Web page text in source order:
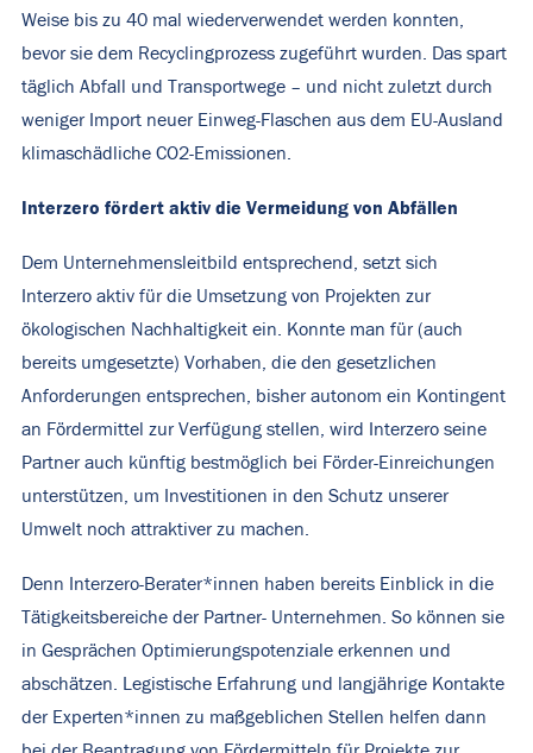
Weise bis zu 40 mal wiederverwendet werden konnten,
bevor sie dem Recyclingprozess zugeführt wurden. Das spart
täglich Abfall und Transportwege – und nicht zuletzt durch
weniger Import neuer Einweg-Flaschen aus dem EU-Ausland
klimaschädliche CO2-Emissionen.
Interzero fördert aktiv die Vermeidung von Abfällen
Dem Unternehmensleitbild entsprechend, setzt sich
Interzero aktiv für die Umsetzung von Projekten zur
ökologischen Nachhaltigkeit ein. Konnte man für (auch
bereits umgesetzte) Vorhaben, die den gesetzlichen
Anforderungen entsprechen, bisher autonom ein Kontingent
an Fördermittel zur Verfügung stellen, wird Interzero seine
Partner auch künftig bestmöglich bei Förder-Einreichungen
unterstützen, um Investitionen in den Schutz unserer
Umwelt noch attraktiver zu machen.
Denn Interzero-Berater*innen haben bereits Einblick in die
Tätigkeitsbereiche der Partner- Unternehmen. So können sie
in Gesprächen Optimierungspotenziale erkennen und
abschätzen. Legistische Erfahrung und langjährige Kontakte
der Experten*innen zu maßgeblichen Stellen helfen dann